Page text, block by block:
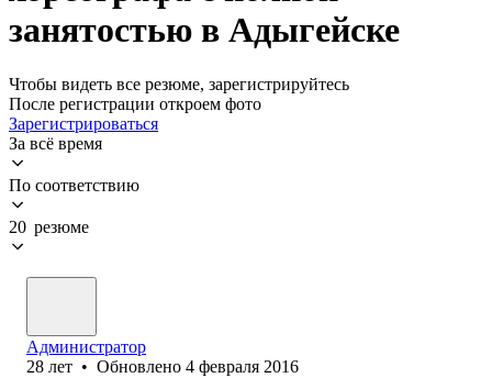
занятостью в Адыгейске
Чтобы видеть все резюме, зарегистрируйтесь
После регистрации откроем фото
Зарегистрироваться
За всё время
По соответствию
20 резюме
Администратор
28 лет • Обновлено 4 февраля 2016